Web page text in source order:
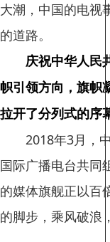
大潮，中国的电视
的道路。
庆祝中华人民
帜引领方向，旗帜
拉开了分列式的
2018年3月，
国际广播电台共同
的媒体旗舰正以百
的脚步，乘风破浪